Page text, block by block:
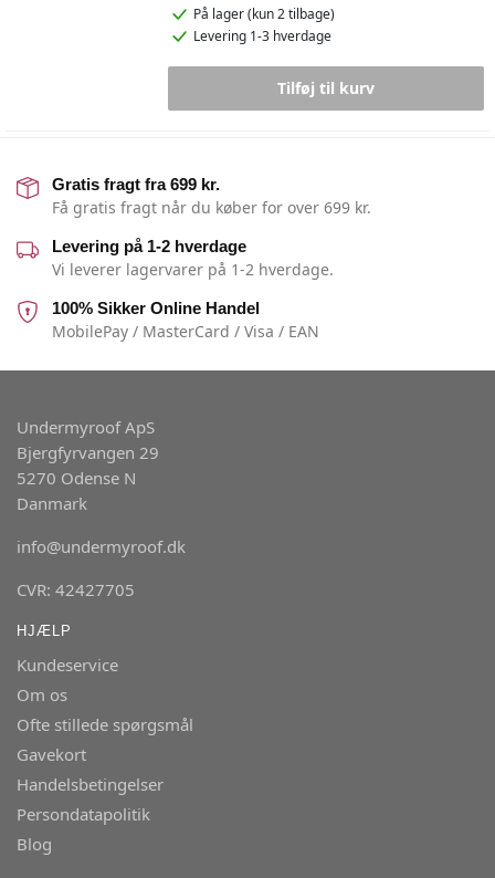
På lager(kun 2 tilbage)
Levering 1-3 hverdage
Tilføj til kurv
Gratis fragt fra 699 kr.
Få gratis fragt når du køber for over 699 kr.
Levering på 1-2 hverdage
Vi leverer lagervarer på 1-2 hverdage.
100% Sikker Online Handel
MobilePay / MasterCard / Visa / EAN
Undermyroof ApS
Bjergfyrvangen 29
5270 Odense N
Danmark
info@undermyroof.dk
CVR: 42427705
HJÆLP
Kundeservice
Om os
Ofte stillede spørgsmål
Gavekort
Handelsbetingelser
Persondatapolitik
Blog